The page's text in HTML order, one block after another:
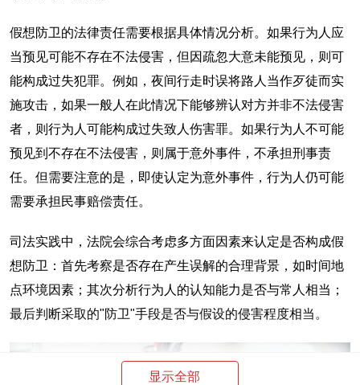
假想防卫的法律责任需要根据具体情况分析。如果行为人应
当预见可能不存在不法侵害，但因疏忽大意未能预见，则可
能构成过失犯罪。例如，夜间行走时误将路人当作歹徒而实
施攻击，如果一般人在此情况下能够辨认对方并非不法侵害
者，则行为人可能构成过失致人伤害罪。如果行为人不可能
预见到不存在不法侵害，则属于意外事件，不承担刑事责
任。但需要注意的是，即使认定为意外事件，行为人仍可能
需要承担民事赔偿责任。
司法实践中，法院会综合考虑多方面因素来认定是否构成假
想防卫：首先考察是否存在产生误解的合理背景，如时间地
点环境因素；其次分析行为人的认知能力是否与常人相当；
最后判断采取的"防卫"手段是否与假设的侵害程度相当。
显示全部